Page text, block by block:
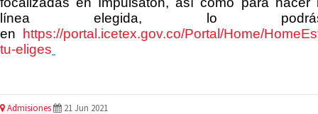
línea elegida, lo
en
https://portal.icetex.gov.co/Portal/Home/
tu-eliges
Admisiones 21 Jun 2021